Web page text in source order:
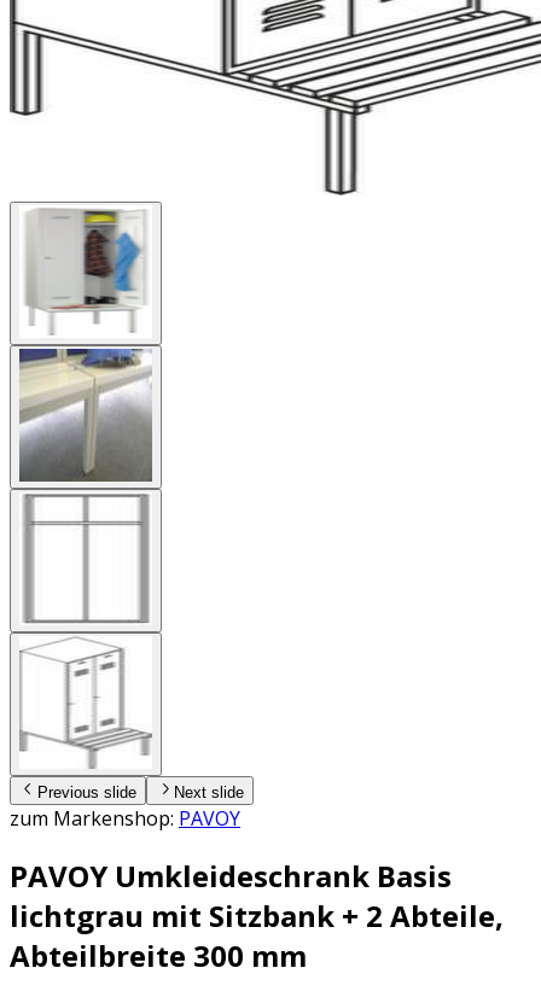
Previous slide Next slide
zum Markenshop: PAVOY
PAVOY Umkleideschrank Basis
lichtgrau mit Sitzbank + 2 Abteile,
Abteilbreite 300 mm